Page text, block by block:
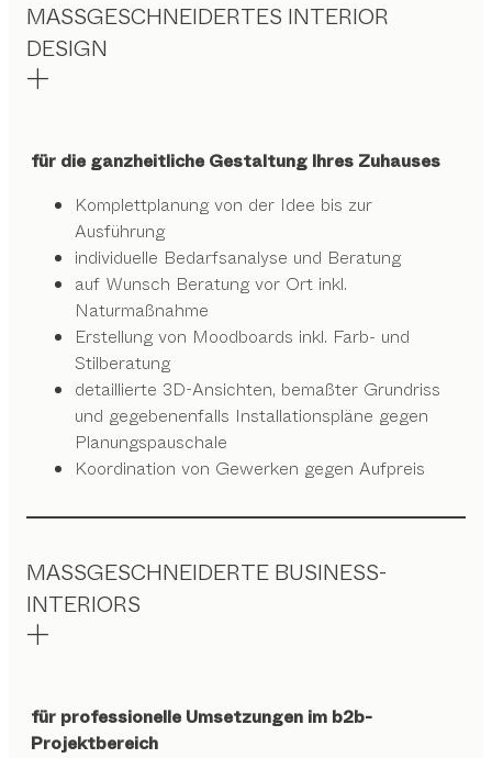
MASSGESCHNEIDERTES INTERIOR
DESIGN
für die ganzheitliche Gestaltung Ihres Zuhauses
Komplettplanung von der Idee bis zur
Ausführung
individuelle Bedarfsanalyse und Beratung
auf Wunsch Beratung vor Ort inkl.
Naturmaßnahme
Erstellung von Moodboards inkl. Farb- und
Stilberatung
detaillierte 3D-Ansichten, bemaßter Grundriss
und gegebenenfalls Installationspläne gegen
Planungspauschale
Koordination von Gewerken gegen Aufpreis
MASSGESCHNEIDERTE BUSINESS-
INTERIORS
für professionelle Umsetzungen im b2b-
Projektbereich